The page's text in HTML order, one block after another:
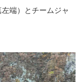
端）とチームジャ